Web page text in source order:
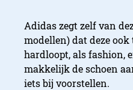
Adidas zegt zelf van
modellen) dat deze
hardloopt, als fashion,
makkelijk de schoen
iets bij voorstellen.